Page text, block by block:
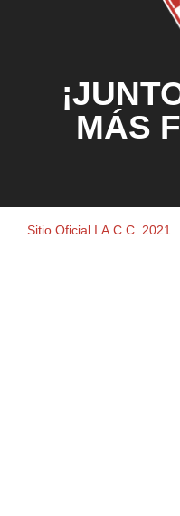
MÁS
Sitio Oficial I.A.C.C. 2021